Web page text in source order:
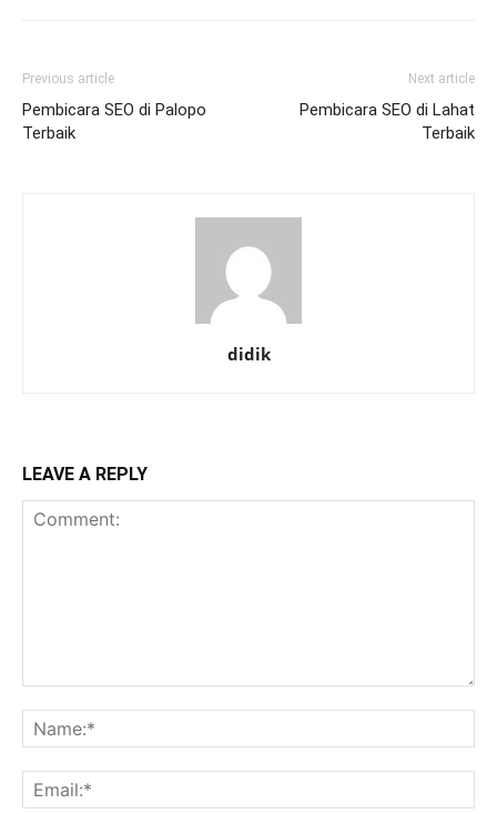
Previous article
Pembicara SEO di Palopo
Terbaik
Next article
Pembicara SEO di Lahat
Terbaik
didik
LEAVE A REPLY